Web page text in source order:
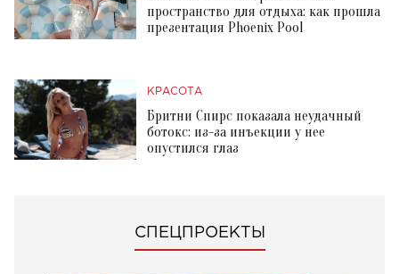
пространство для отдыха: как прошла
презентация Phoenix Pool
КРАСОТА
Бритни Спирс показала неудачный
ботокс: из-за инъекции у нее
опустился глаз
СПЕЦПРОЕКТЫ